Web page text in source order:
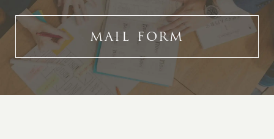
MAIL FORM